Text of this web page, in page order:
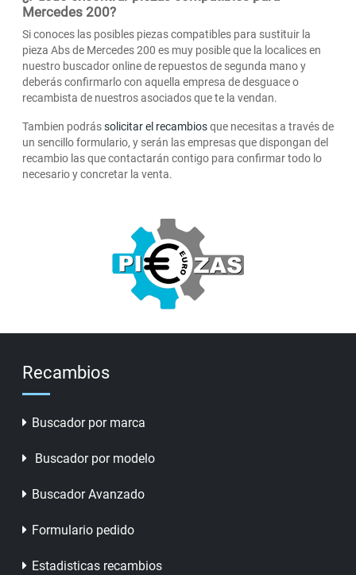
Mercedes 200?
Si conoces las posibles piezas compatibles para sustituir la
pieza Abs de Mercedes 200 es muy posible que la localices en
nuestro buscador online de repuestos de segunda mano y
deberás confirmarlo con aquella empresa de desguace o
recambista de nuestros asociados que te la vendan.
Tambien podrássolicitar el recambiosque necesitas a través de
un sencillo formulario, y serán las empresas que dispongan del
recambio las que contactarán contigo para confirmar todo lo
necesario y concretar la venta.
Recambios
Buscador por marca
Buscador por modelo
Buscador Avanzado
Formulario pedido
Estadisticas recambios